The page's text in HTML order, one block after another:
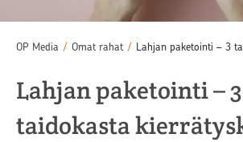
OP Media / Omat rahat /
Lahjan paketointi – 3
taidokasta